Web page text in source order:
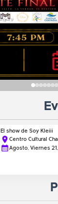
El show de Soy Kleiii
Centro Cultural
Agosto, Viernes